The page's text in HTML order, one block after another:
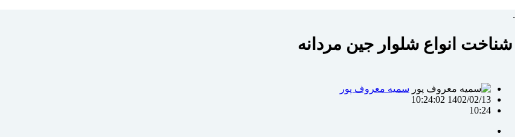
.
شناخت انواع شلوار جین مردانه
سمیه معروف پور
1402/02/13 10:24:02
10:24